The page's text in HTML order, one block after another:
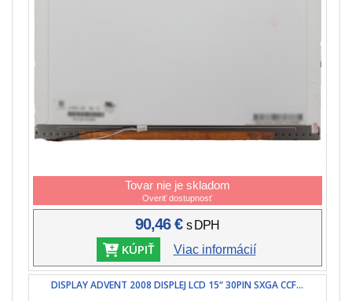
Tovar nie je skladom
Overiť dostupnosť
90,46 €s DPH
KÚPIŤ Viac informácií
DISPLAY ADVENT 2008 DISPLEJ LCD 15“ 30PIN SXGA CCF...